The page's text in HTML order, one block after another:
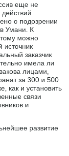
еще не
о подозрении
Умани. К
можно
источник
заказчик
имела ли
лицами,
за 300 и 500
как и установить
связи
и
развитие